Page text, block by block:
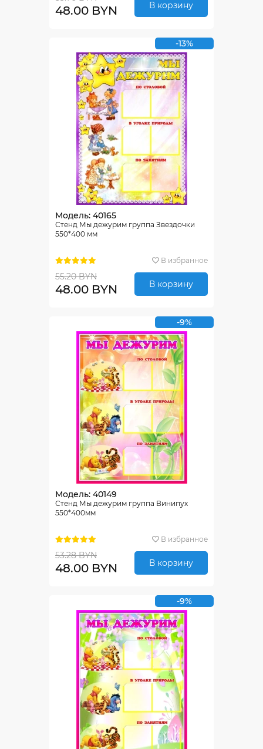
48.00 BYN В корзину
-13%
Модель: 40165
Стенд Мы дежурим группа Звездочки
550*400 мм
В избранное
55.20 BYN
48.00 BYN В корзину
-9%
Модель: 40149
Стенд Мы дежурим группа Винипух
550*400мм
В избранное
53.28 BYN
48.00 BYN В корзину
-9%